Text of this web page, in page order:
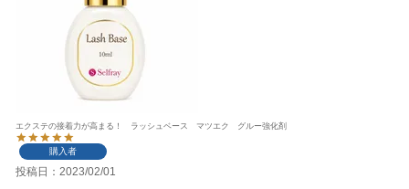
エクステの接着力が高まる！ ラッシュベース マツエク グルー強化剤
購入者
投稿日 2023/02/01